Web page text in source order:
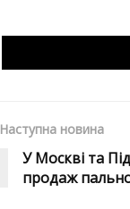
Наступна новина
У Москві та
продаж